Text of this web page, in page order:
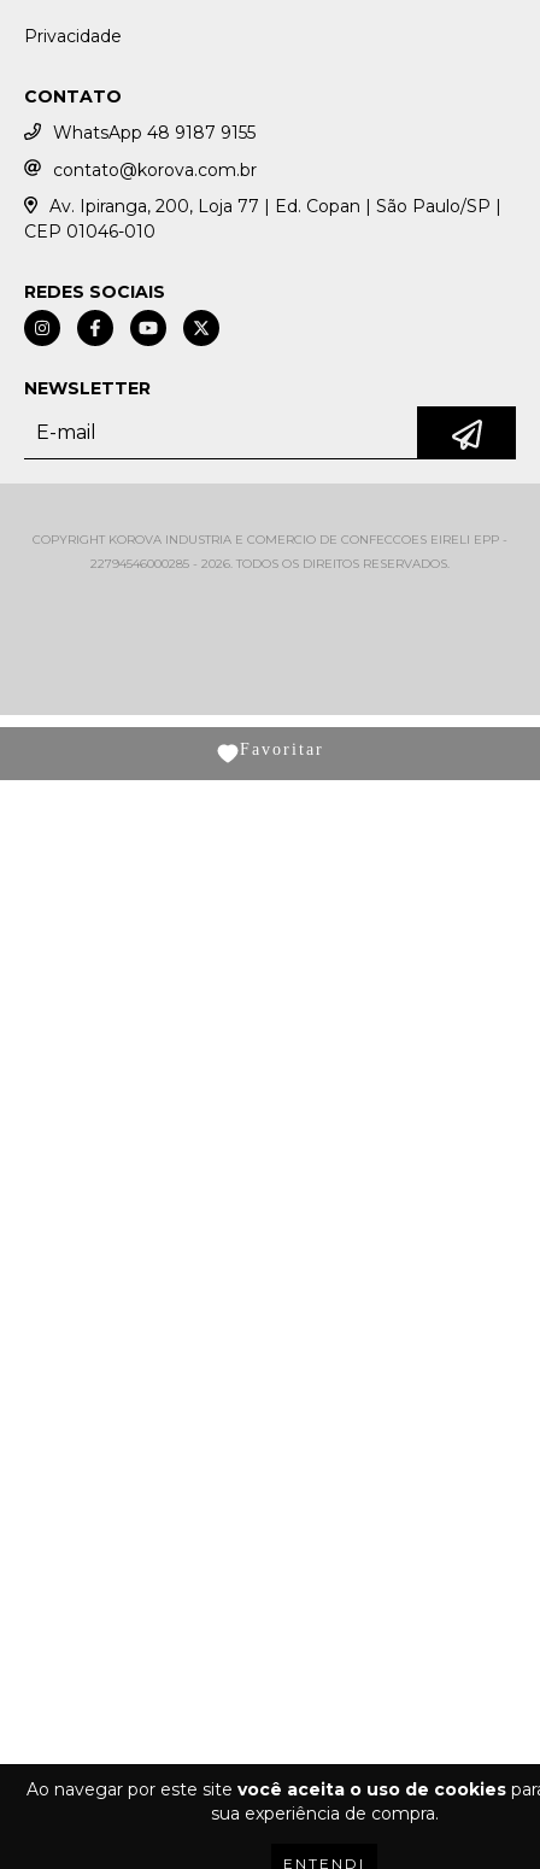
Ao navegar por este site você aceita o uso de cookies
sua experiência de compra.
ENTENDI
Privacidade
CONTATO
WhatsApp 48 9187 9155
contato@korova.com.br
Av. Ipiranga, 200, Loja 77 | Ed. Copan | São Paulo/SP |
CEP 01046-010
REDES SOCIAIS
NEWSLETTER
COPYRIGHT KOROVA INDUSTRIA E COMERCIO DE CONFECCOES EIRELI EPP -
22794546000285 - 2026. TODOS OS DIREITOS RESERVADOS.